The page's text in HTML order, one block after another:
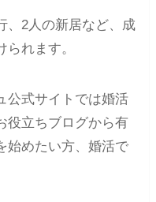
、2人の新居など、成
れます。
公式サイトでは婚活
役立ちブログから有
始めたい方、婚活で